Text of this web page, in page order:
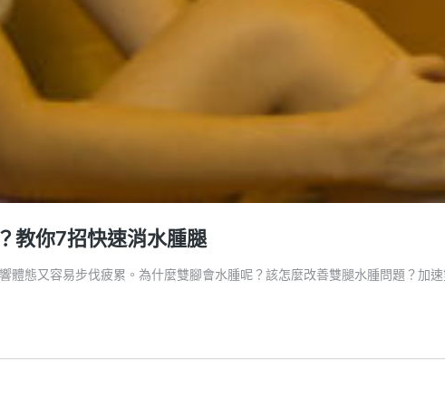
教你7招快速消水腫腿
體態又容易步伐疲累。為什麼雙腳會水腫呢？該怎麼改善雙腿水腫問題？加